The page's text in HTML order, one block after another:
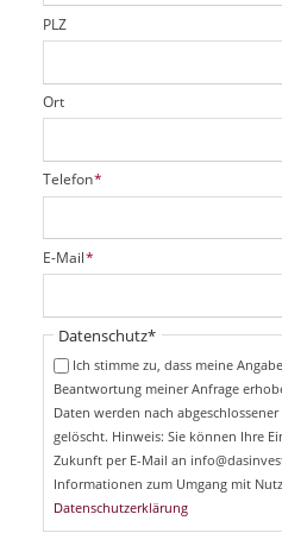
d
PLZ
Ort
P
f
i
c
t
f
Telefon*
P
f
i
E-Mail*
Pflichtfeld
Datenschutz*
Ich stimme zu, dass meine
Beantwortung meiner Anfrage
Daten werden nach
gelöscht. Hinweis: Sie können Ihre
Zukunft per E-Mail an
Informationen zum Umgang mit
Datenschutzerklärung